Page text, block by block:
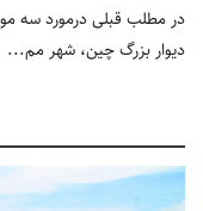
در مطلب قبلی درمورد سه
دیوار بزرگ چین، شهر مم...